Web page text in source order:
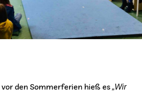
den Sommerferien hieß es „Wir